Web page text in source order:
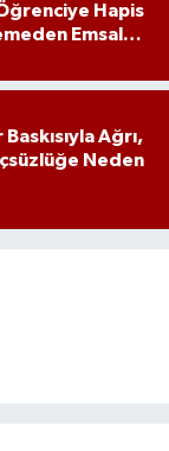
Hapis
Emsal
Baskısıyla Ağrı,
Neden